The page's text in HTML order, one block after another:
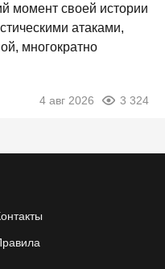
момент своей истории
атаками,
многократно
4 авг 2026 3 324